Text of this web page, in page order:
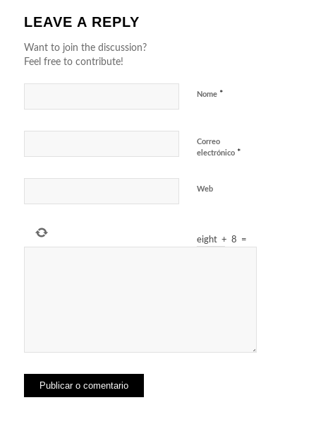
LEAVE A REPLY
Want to join the discussion?
Feel free to contribute!
Nome *
Correo
electrónico *
Web
eight + 8 =